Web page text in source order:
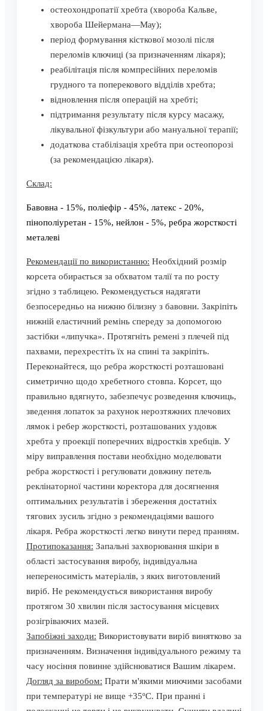
остеохондропатії хребта (хвороба Кальве,
хвороба Шейермана—Мау);
період формування кісткової мозолі після
переломів ключиці (за призначенням лікаря);
реабілітація після компресійних переломів
грудного та поперекового відділів хребта;
відновлення після операцій на хребті;
підтримання результату після курсу масажу,
лікувальної фізкультури або мануальної терапії;
додаткова стабілізація хребта при остеопорозі
(за рекомендацією лікаря).
Склад:
Бавовна - 15%, поліефір - 45%, латекс - 20%,
пінополіуретан - 15%, нейлон - 5%, ребра жорсткості
металеві
Рекомендації по використанню: Необхідний розмір
корсета обирається за обхватом талії та по росту
згідно з таблицею. Рекомендується надягати
безпосередньо на нижню білизну з бавовни. Закріпіть
нижній еластичний ремінь спереду за допомогою
застібки «липучка». Протягніть ремені з плечей під
пахвами, перехрестіть їх на спині та закріпіть.
Переконайтеся, що ребра жорсткості розташовані
симетрично щодо хребетного стовпа. Корсет, що
правильно вдягнуто, забезпечує розведення ключиць,
зведення лопаток за рахунок нерозтяжних плечових
лямок і ребер жорсткості, розташованих уздовж
хребта у проекції поперечних відростків хребців. У
міру виправлення постави необхідно моделювати
ребра жорсткості і регулювати довжину петель
реклінаторної частини коректора для досягнення
оптимальних результатів і збереження достатніх
тягових зусиль згідно з рекомендаціями вашого
лікаря. Ребра жорсткості легко винути перед пранням.
Протипоказання: Запальні захворювання шкіри в
області застосування виробу, індивідуальна
непереносимість матеріалів, з яких виготовлений
виріб. Не рекомендується використання виробу
протягом 30 хвилин після застосування місцевих
розігріваючих мазей.
Запобіжні заходи: Використовувати виріб винятково за
призначенням. Визначення індивідуального режиму та
часу носіння повинне здійснюватися Вашим лікарем.
Догляд за виробом: Прати м'якими миючими засобами
при температурі не вище +35ºС. При пранні і